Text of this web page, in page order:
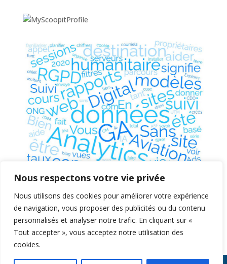
Nous respectons votre vie privée
Nous utilisons des cookies pour améliorer votre expérience
de navigation, vous proposer des publicités ou du contenu
personnalisés et analyser notre trafic. En cliquant sur «
Tout accepter », vous acceptez notre utilisation des
cookies.